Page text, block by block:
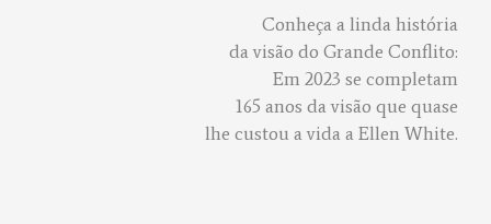
Conheça a linda história
da visão do Grande Conflito:
Em 2023 se completam
165 anos da visão que quase
lhe custou a vida a Ellen White.